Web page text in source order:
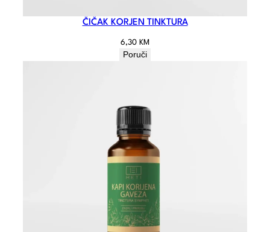
ČIČAK KORJEN TINKTURA
6,30 KM
Poruči